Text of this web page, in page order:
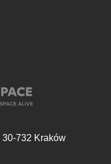
30-732 Kraków